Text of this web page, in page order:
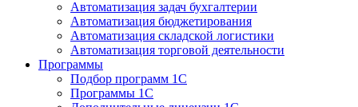
Автоматизация задач бухгалтерии
Автоматизация бюджетирования
Автоматизация складской логистики
Автоматизация торговой деятельности
Программы
Подбор программ 1С
Программы 1С